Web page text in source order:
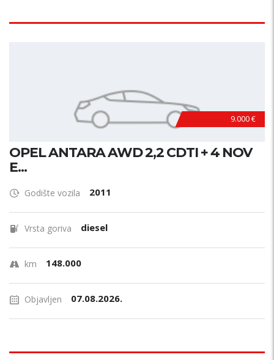
9.000 €
OPEL ANTARA AWD 2,2 CDTI + 4 NOV
E...
Godište vozila 2011
Vrsta goriva diesel
km 148.000
Objavljen 07.08.2026.